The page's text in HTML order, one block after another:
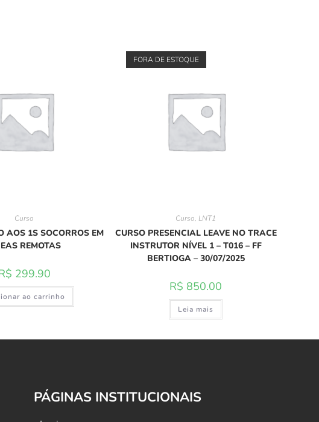
Curso
AOS 1S SOCORROS EM
REMOTAS
299.90
ao carrinho
FORA DE ESTOQUE
Curso,LNT1
CURSO PRESENCIAL LEAVE NO TRACE
INSTRUTOR NÍVEL 1 – T016 – FF
BERTIOGA – 30/07/2025
R$ 850.00
Leia mais
PÁGINAS INSTITUCIONAIS